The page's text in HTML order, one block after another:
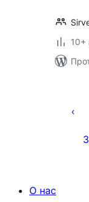
10+
О нас